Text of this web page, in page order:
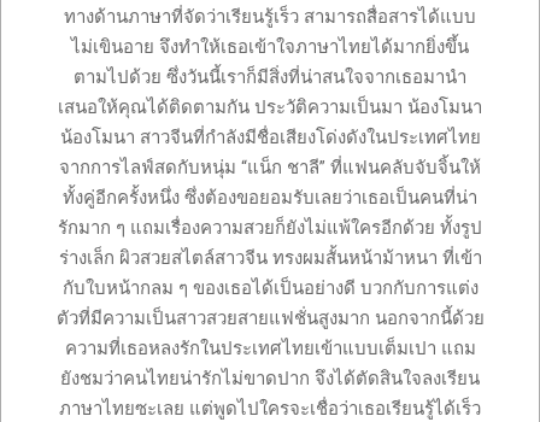
ทางด้านภาษาที่จัดว่าเรียนรู้เร็ว สามารถสื่อสารได้แบบ
ไม่เขินอาย จึงทำให้เธอเข้าใจภาษาไทยได้มากยิ่งขึ้น
ตามไปด้วย ซึ่งวันนี้เราก็มีสิ่งที่น่าสนใจจากเธอมานำ
เสนอให้คุณได้ติดตามกัน ประวัติความเป็นมา น้องโมนา
น้องโมนา สาวจีนที่กำลังมีชื่อเสียงโด่งดังในประเทศไทย
จากการไลฟ์สดกับหนุ่ม “แน็ก ชาลี” ที่แฟนคลับจับจิ้นให้
ทั้งคู่อีกครั้งหนึ่ง ซึ่งต้องขอยอมรับเลยว่าเธอเป็นคนที่น่า
รักมาก ๆ แถมเรื่องความสวยก็ยังไม่แพ้ใครอีกด้วย ทั้งรูป
ร่างเล็ก ผิวสวยสไตล์สาวจีน ทรงผมสั้นหน้าม้าหนา ที่เข้า
กับใบหน้ากลม ๆ ของเธอได้เป็นอย่างดี บวกกับการแต่ง
ตัวที่มีความเป็นสาวสวยสายแฟชั่นสูงมาก นอกจากนี้ด้วย
ความที่เธอหลงรักในประเทศไทยเข้าแบบเต็มเปา แถม
ยังชมว่าคนไทยน่ารักไม่ขาดปาก จึงได้ตัดสินใจลงเรียน
ภาษาไทยซะเลย แต่พูดไปใครจะเชื่อว่าเธอเรียนรู้ได้เร็ว